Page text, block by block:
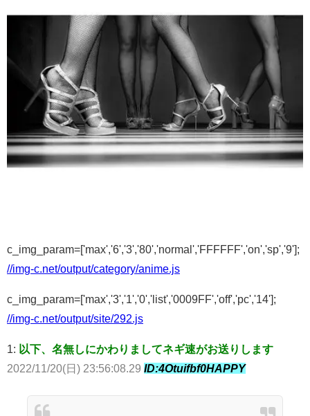
c_img_param=['max','6','3','80','normal','FFFFFF','on','sp','9'];
//img-c.net/output/category/anime.js
c_img_param=['max','3','1','0','list','0009FF','off','pc','14'];
//img-c.net/output/site/292.js
1: 以下、名無しにかわりましてネギ速がお送りします
2022/11/20(日) 23:56:08.29 ID:4Otuifbf0HAPPY